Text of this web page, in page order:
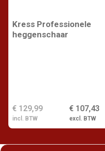
Kress Professionele
heggenschaar
€ 107,43
excl. BTW
€ 129,99
incl. BTW